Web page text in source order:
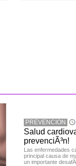
PREVENCION
Salud
prevenciÃ³n!
Las enfermedades
principal causa de
un importante